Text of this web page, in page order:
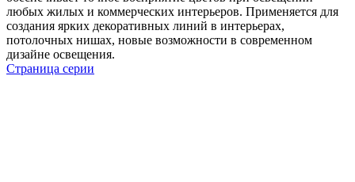
любых жилых и коммерческих интерьеров. Применяется для
создания ярких декоративных линий в интерьерах,
потолочных нишах, новые возможности в современном
дизайне освещения.
Страница серии